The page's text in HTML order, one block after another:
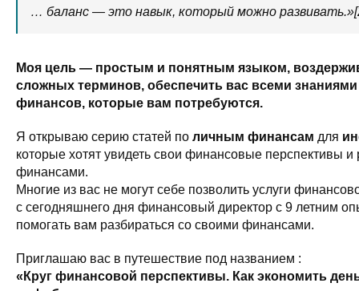
… баланс — это навык, который мож­но
Моя цель — простым и понятным языком,
сложных терминов, обеспечить вас всеми
финансов, которые вам потребуются.
Я открываю серию статей по личным финансам для
которые хотят увидеть свои финансовые перспективы и
финансами.
Многие из вас не могут себе позволить услуги
с сегодняшнего дня финансовый директор с 9 летним
помогать вам разбираться со своими финансами.
Приглашаю вас в путешествие под названием :
«Круг финансовой перспективы. Как экономить